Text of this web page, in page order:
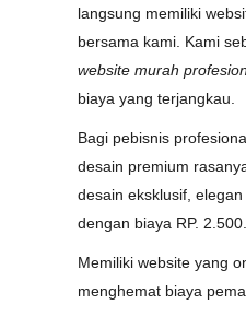
langsung memiliki
bersama kami. Kami
website murah
biaya yang terjangkau.
Bagi pebisnis
desain premium
desain eksklusif,
dengan biaya RP.
Memiliki website yang
menghemat biaya